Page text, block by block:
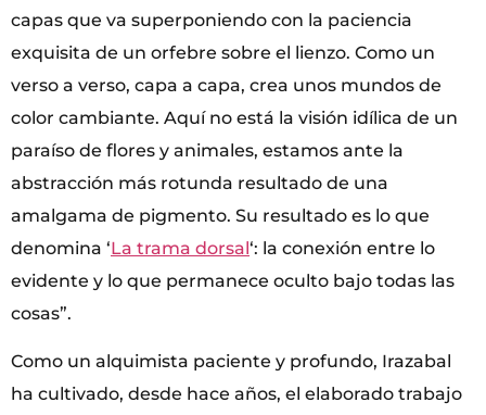
capas que va superponiendo con la paciencia
exquisita de un orfebre sobre el lienzo. Como un
verso a verso, capa a capa, crea unos mundos de
color cambiante. Aquí no está la visión idílica de un
paraíso de flores y animales, estamos ante la
abstracción más rotunda resultado de una
amalgama de pigmento. Su resultado es lo que
denomina ‘La trama dorsal‘: la conexión entre lo
evidente y lo que permanece oculto bajo todas las
cosas”.
Como un alquimista paciente y profundo, Irazabal
ha cultivado, desde hace años, el elaborado trabajo